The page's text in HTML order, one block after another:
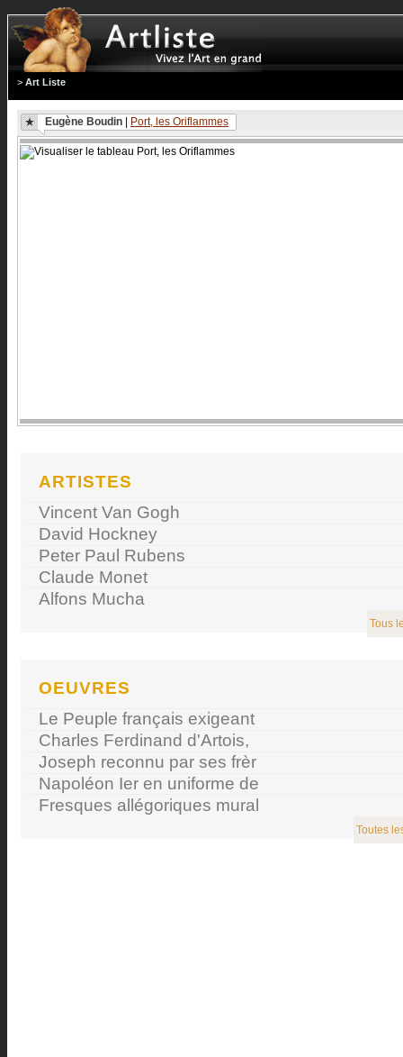
> Art Liste
Eugène Boudin Port, les Oriflammes
ARTISTES
Vincent Van Gogh
David Hockney
Peter Paul Rubens
Claude Monet
Alfons Mucha
Tous
OEUVRES
Le Peuple français exigeant
Charles Ferdinand d'Artois,
Joseph reconnu par ses frèr
Napoléon Ier en uniforme de
Fresques allégoriques mural
Toutes